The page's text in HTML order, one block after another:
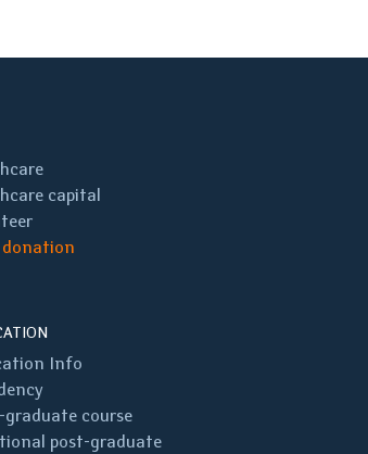
capital
donation
Info
graduate course
post-graduate